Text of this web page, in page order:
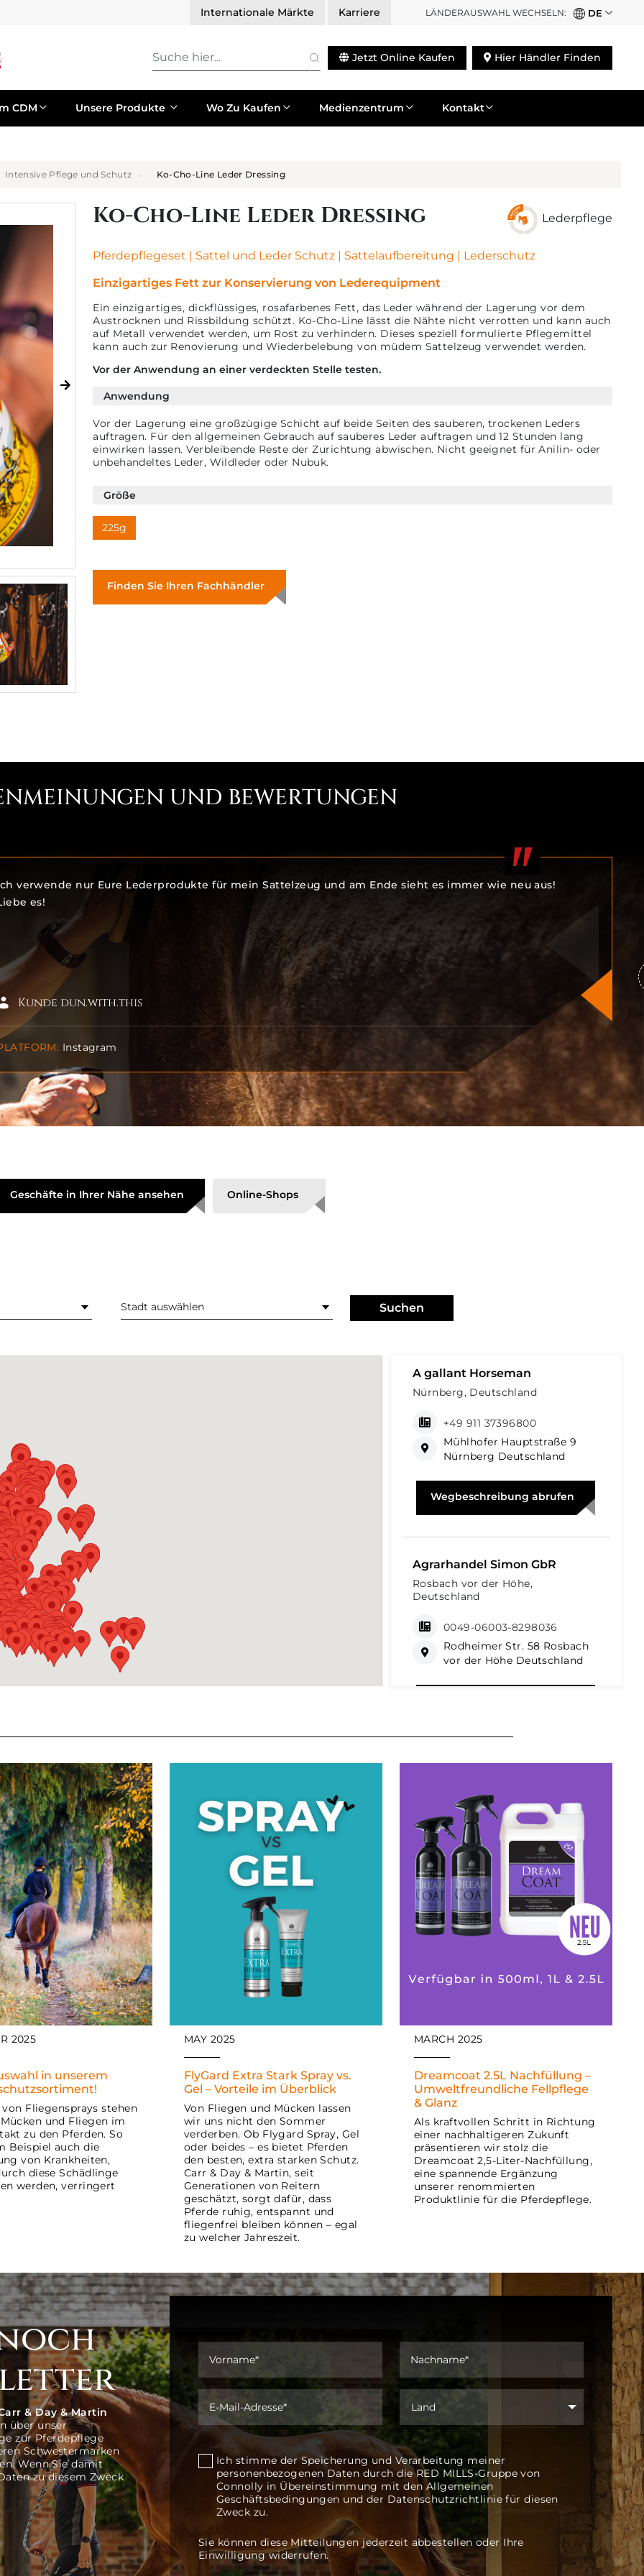
Internationale Märkte Karriere LÄNDERAUSWAHL WECHSELN: DE
Jetzt Online Kaufen Hier Händler Finden
CDM Unsere Produkte Wo Zu Kaufen Medienzentrum Kontakt
Intensive Pflege und Schutz Ko-Cho-Line Leder Dressing
Ko-Cho-Line Leder Dressing Lederpflege
Pferdepflegeset | Sattel und Leder Schutz | Sattelaufbereitung | Lederschutz
Einzigartiges Fett zur Konservierung von Lederequipment
Ein einzigartiges, dickflüssiges, rosafarbenes Fett, das Leder während der Lagerung vor dem
Austrocknen und Rissbildung schützt. Ko-Cho-Line lässt die Nähte nicht verrotten und kann auch
auf Metall verwendet werden, um Rost zu verhindern. Dieses speziell formulierte Pflegemittel
kann auch zur Renovierung und Wiederbelebung von müdem Sattelzeug verwendet werden.
Vor der Anwendung an einer verdeckten Stelle testen.
Anwendung
Vor der Lagerung eine großzügige Schicht auf beide Seiten des sauberen, trockenen Leders
auftragen. Für den allgemeinen Gebrauch auf sauberes Leder auftragen und 12 Stunden lang
einwirken lassen. Verbleibende Reste der Zurichtung abwischen. Nicht geeignet für Anilin- oder
unbehandeltes Leder, Wildleder oder Nubuk.
Größe
225g
Finden Sie Ihren Fachhändler
UND BEWERTUNGEN
verwende nur Eure Lederprodukte für mein Sattelzeug und am Ende sieht es immer wie neu aus!
es!
Kunde dun.with.this
Instagram
Geschäfte in Ihrer Nähe ansehen Online-Shops
Suchen
A gallant Horseman
Nürnberg, Deutschland
+49 911 37396800
Mühlhofer Hauptstraße 9
Nürnberg Deutschland
Wegbeschreibung abrufen
Agrarhandel Simon GbR
Rosbach vor der Höhe,
Deutschland
0049-06003-8298036
Rodheimer Str. 58 Rosbach
vor der Höhe Deutschland
Bestwig, Deutschland
0049-02904-97150
Borghausen 1 Bestwig
Deutschland
Wegbeschreibung abrufen
Agri V Raiffeisen eG
0049-02045-95501239
Pelsstraße 10 Bottrop
Deutschland
Wegbeschreibung abrufen
Agritura Raiffeisen
Rheine, Deutschland
Wegbeschreibung abrufen
AGRIV Raiffeisen eG
Borken - Burlo, Deutschland
Lagerstrasse 5 Borken -
Burlo Deutschland
Wegbeschreibung abrufen
Ahrens Reitsport GmbH
Tangstedt, Deutschland
2025
in unserem
Fliegensprays stehen
und Fliegen im
zu den Pferden. So
Beispiel auch die
von Krankheiten,
diese Schädlinge
werden, verringert
MAY 2025
FlyGard Extra Stark Spray vs.
Gel – Vorteile im Überblick
Von Fliegen und Mücken lassen
wir uns nicht den Sommer
verderben. Ob Flygard Spray, Gel
oder beides – es bietet Pferden
den besten, extra starken Schutz.
Carr & Day & Martin, seit
Generationen von Reitern
geschätzt, sorgt dafür, dass
Pferde ruhig, entspannt und
fliegenfrei bleiben können – egal
zu welcher Jahreszeit.
MARCH 2025
Dreamcoat 2.5L Nachfüllung –
Umweltfreundliche Fellpflege
& Glanz
Als kraftvollen Schritt in Richtung
einer nachhaltigeren Zukunft
präsentieren wir stolz die
Dreamcoat 2,5-Liter-Nachfüllung,
eine spannende Ergänzung
unserer renommierten
Produktlinie für die Pferdepflege.
& Day & Martin
über unser
zur Pferdepflege
Schwestermarken
Wenn Sie damit
zu diesem Zweck
Ich stimme der Speicherung und Verarbeitung meiner
personenbezogenen Daten durch die RED MILLS-Gruppe von
Connolly in Übereinstimmung mit den Allgemeinen
Geschäftsbedingungen und der Datenschutzrichtlinie für diesen
Zweck zu.
Sie können diese Mitteilungen jederzeit abbestellen oder Ihre
Einwilligung widerrufen.